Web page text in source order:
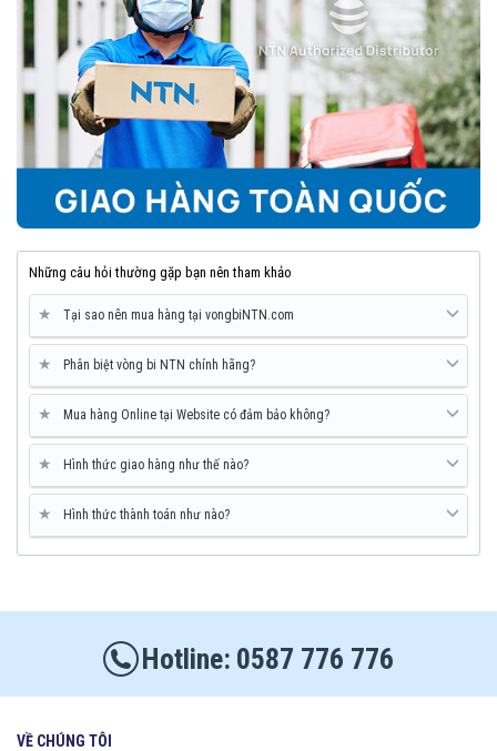
quyền NTN
để đảm nguồn gốc sản phẩm chính hãng. VOBICO
vongbiNTN.com) làĐại lý uỷ quyền vòng bi NTN chính hãng
tại Việt Nam. Liên hệ ngay với chúng tôi nếu Bạn cần tư vấn loại
vòng bi NTN phù hợp với ứng dụng của mình.
Những câu hỏi thường gặp bạn nên tham khảo
★ Tại sao nên mua hàng tại vongbiNTN.com
★ Phân biệt vòng bi NTN chính hãng?
★ Mua hàng Online tại Website có đảm bảo không?
★ Hình thức giao hàng như thế nào?
★ Hình thức thành toán như nào?
0587 776 776
VỀ CHÚNG TÔI